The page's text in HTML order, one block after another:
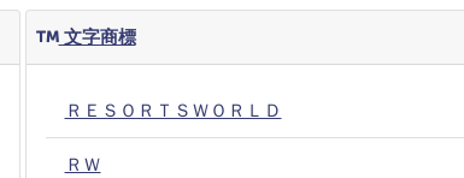
文字商標
ＲＥＳＯＲＴＳＷＯＲＬＤ
ＲＷ